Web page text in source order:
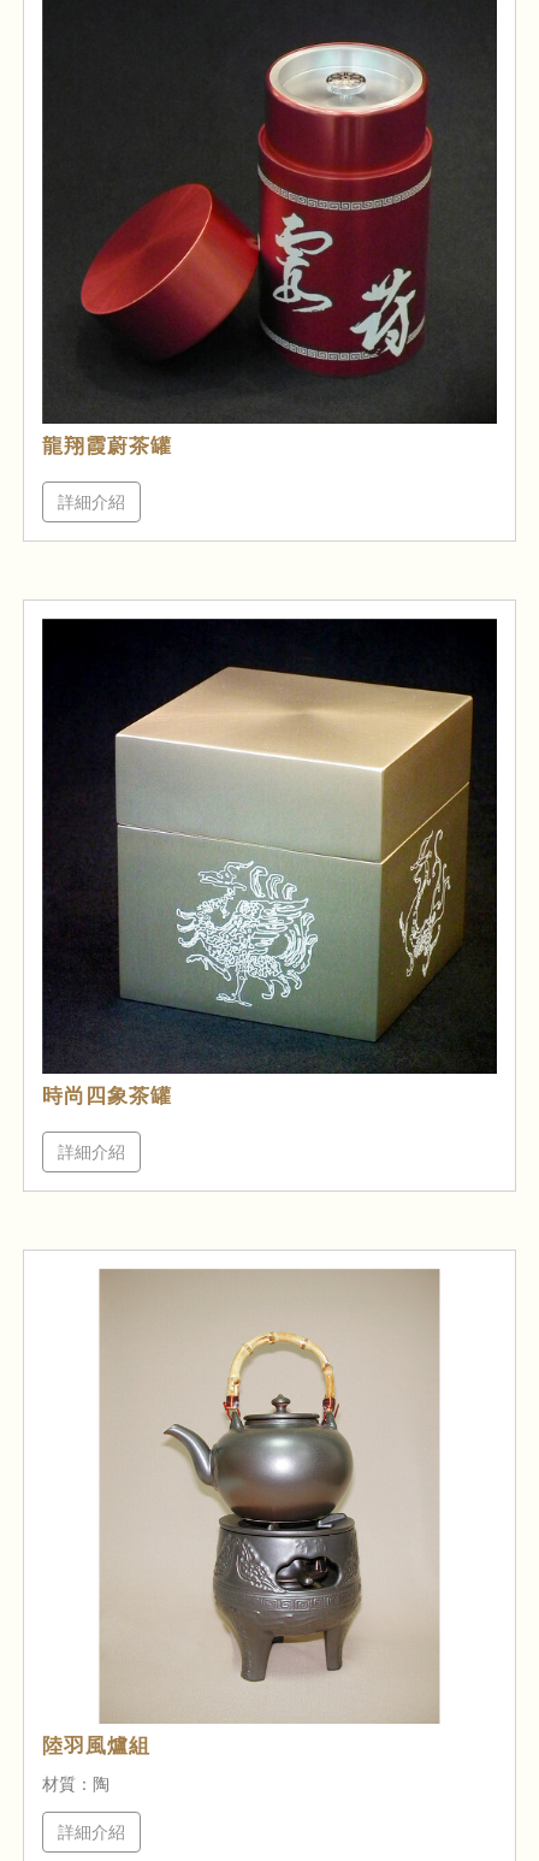
龍翔霞蔚茶罐
詳細介紹
時尚四象茶罐
詳細介紹
陸羽風爐組
材質：陶
詳細介紹